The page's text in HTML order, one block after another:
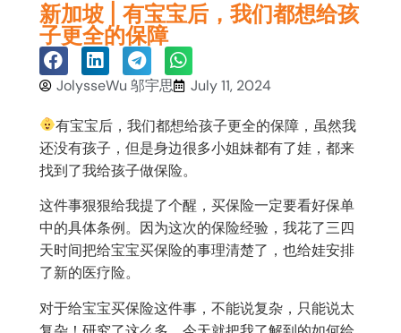
新加坡 | 有宝宝后，我们都想给孩
子更全的保障
JolysseWu 邬宇思 July 11, 2024
有宝宝后，我们都想给孩子更全的保障，虽然我
还没有孩子，但是身边很多小姐妹都有了娃，都来
找到了我给孩子做保险。
这件事狠狠给我提了个醒，买保险一定要看好保单
中的具体条例。因为这次的保险经验，我花了三四
天时间把给宝宝买保险的事理清楚了，也给娃安排
了新的医疗险。
对于给宝宝买保险这件事，不能说复杂，只能说太